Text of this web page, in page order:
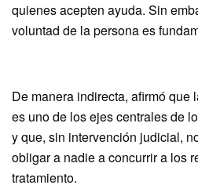
quienes acepten ayuda. Sin
voluntad de la persona es
De manera indirecta, afirmó que
es uno de los ejes centrales de
y que, sin intervención judicial,
obligar a nadie a concurrir a los
tratamiento.